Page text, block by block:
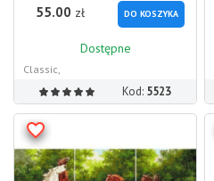
55.00 zł DO KOSZYKA
Dostępne
Classic,
Kod: 5523